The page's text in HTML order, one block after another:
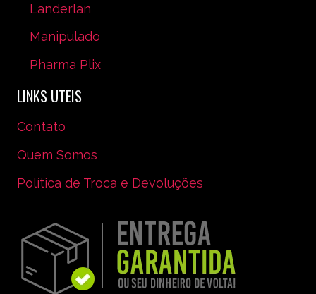
Landerlan
Manipulado
Pharma Plix
LINKS UTEIS
Contato
Quem Somos
Política de Troca e Devoluções